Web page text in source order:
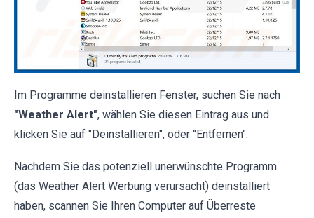
Im Programme deinstallieren Fenster, suchen Sie nach
"Weather Alert", wählen Sie diesen Eintrag aus und
klicken Sie auf "Deinstallieren", oder "Entfernen".
Nachdem Sie das potenziell unerwünschte Programm
(das Weather Alert Werbung verursacht) deinstalliert
haben, scannen Sie Ihren Computer auf Überreste